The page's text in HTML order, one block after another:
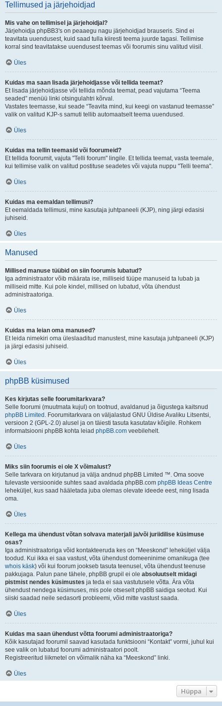
Tellimused ja järjehoidjad
Mis vahe on tellimisel ja järjehoidjal?
Järjehoidja phpBB3's on peaaegu nagu järjehoidjad brauseris. Sind ei
teavitata uuendusest, kuid saad tulla kiiresti teema juurde tagasi. Tellimise
korral sind teavitatakse uuendusest teemas või foorumis sinu valitud viisil.
Üles
Kuidas ma saan lisada järjehoidjasse või tellida teemat?
Et lisada järjehoidjasse või tellida mõnda teemat, pead vajutama “Teema
seaded” menüü linki otsingulahtri kõrval.
Vastates teemasse, kui seade “Teavita mind, kui keegi on vastanud teemasse”
valik on valitud KJP-s samuti tellib automaatselt teema uuendused.
Üles
Kuidas ma tellin teemasid või foorumeid?
Et tellida foorumit, vajuta "Telli foorum" lingile. Et tellida teemat, vasta teemale,
kui tellimise valik on valitud postituse seadetes või vajuta nuppu "Telli teema".
Üles
Kuidas ma eemaldan tellimusi?
Et eemaldada tellimusi, mine kasutaja juhtpaneeli (KJP), ning järgi edasisi
juhiseid.
Üles
Manused
Millised manuse tüübid on siin foorumis lubatud?
Iga administraator võib määrata ise, milliseid tüüpe manuseid ta lubab ja
milliseid mitte. Kui pole kindel, millised on lubatud, võta ühendust
administraatoriga.
Üles
Kuidas ma leian oma manused?
Et leida nimekiri oma üleslaaditud manustest, mine kasutaja juhtpaneeli (KJP)
ja järgi edasisi juhiseid.
Üles
phpBB küsimused
Kes kirjutas selle foorumitarkvara?
Selle foorumi (muutmata kujul) on tootnud, avaldanud ja õigustega kaitsnud
phpBB Limited . Foorumitarkvara on väljalastud GNU Üldise Avaliku Litsentsi,
versioon 2 (GPL-2.0) alusel ja on täiesti tasuta kasutatav kõigile. Rohkem
informatsiooni phpBB kohta leiad phpBB.com veebilehelt.
Üles
Miks siin foorumis ei ole X võimalust?
Selle tarkvara on kirjutanud ja välja andnud phpBB Limited ™. Oma soove
tulevaste versioonide suhtes saad avaldada phpBB.com phpBB Ideas Centre
leheküljel, kus saad hääletada juba olemas olevate ideede eest, ning lisada
oma.
Üles
Kellega ma ühendust võtan solvava materjali ja/või juriidilise küsimuse
osas?
Iga administraatoriga võid kontakteeruda kes on “Meeskond” leheküljel välja
toodud. Kui ikka ei saa vastust, võta ühendust domeeninime omanikuga (tee
whois käsk) või kui foorum jookseb tasuta teenusel, võta ühendust teenuse
pakkujaga. Palun pane tähele, phpBB grupil ei ole absoluutselt midagi
pistmist nendes küsimustes ja teda ei saa vastutusele võtta. Ära võta
ühendust nendega küsimuses, mis pole otseselt phpBB saidiga seotud. Kui
siiski saadad neile sedasorti probleemi, võid mitte vastust saada.
Üles
Kuidas ma saan ühendust võtta foorumi administraatoriga?
Kõik kasutajad foorumil saavad kasutada funktsiooni “Kontakt” vormi, juhul kui
see valik on lubatud foorumi administraatori poolt.
Registreeritud liikmetel on võimalik näha ka “Meeskond” linki.
Üles
Hüppa